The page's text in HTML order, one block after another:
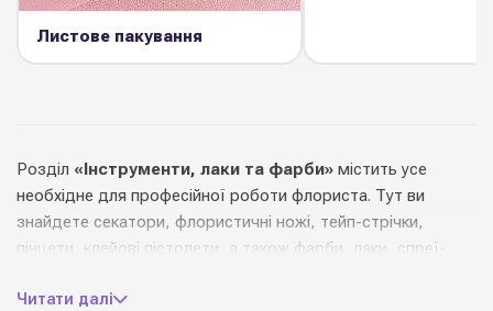
Листове пакування
Розділ «Інструменти, лаки та фарби» містить усе
необхідне для професійної роботи флориста. Тут ви
знайдете секатори, флористичні ножі, тейп-стрічки,
пінцети, клейові пістолети, а також фарби, лаки, спреї-
Читати далі